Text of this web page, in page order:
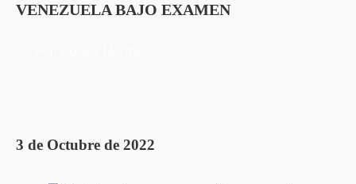
VENEZUELA BAJO EXAMEN
3 de Octubre de 2022